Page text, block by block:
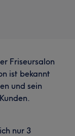
Friseursalon
ist bekannt
und sein
nur 3